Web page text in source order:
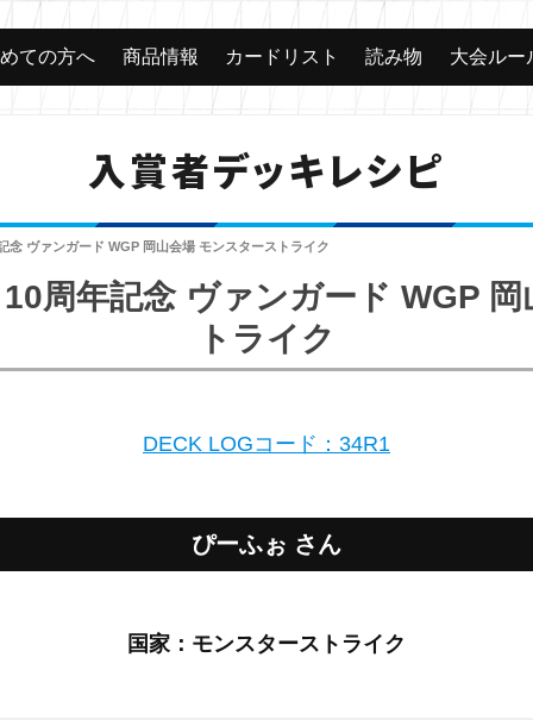
ての方へ 商品情報 カードリスト 読み物 大会ルー
入賞者デッキレシピ
念 ヴァンガード WGP 岡山会場 モンスターストライク
周年記念 ヴァンガード WGP
トライク
DECK LOGコード：34R1
ぴーふぉ さん
国家：モンスターストライク